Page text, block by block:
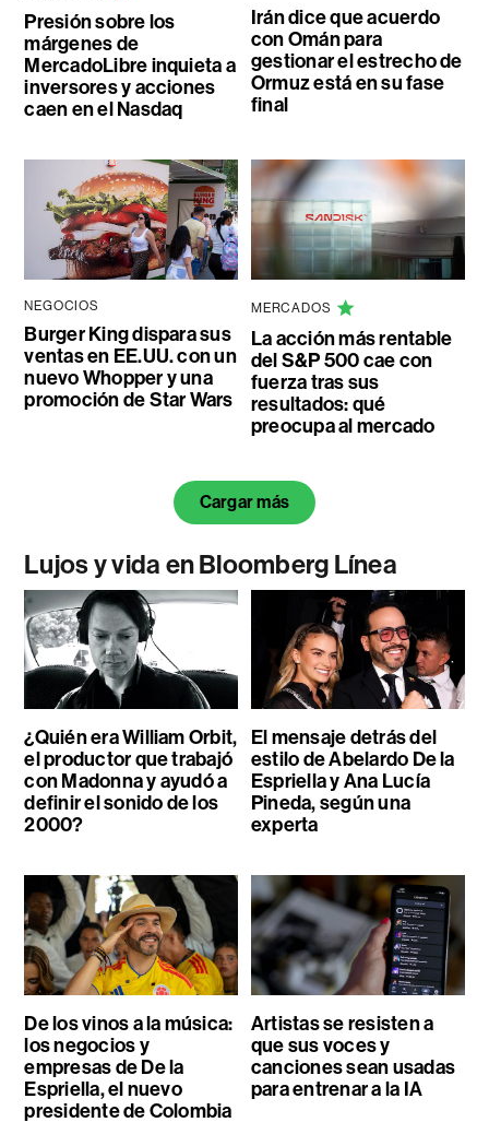
Presión sobre los
márgenes de
MercadoLibre inquieta a
inversores y acciones
caen en el Nasdaq
Irán dice que acuerdo
con Omán para
gestionar el estrecho de
Ormuz está en su fase
final
NEGOCIOS
Burger King dispara sus
ventas en EE.UU. con un
nuevo Whopper y una
promoción de Star Wars
MERCADOS
La acción más rentable
del S&P 500 cae con
fuerza tras sus
resultados: qué
preocupa al mercado
Cargar más
Lujos y vida en Bloomberg Línea
¿Quién era William Orbit,
el productor que trabajó
con Madonna y ayudó a
definir el sonido de los
2000?
El mensaje detrás del
estilo de Abelardo De la
Espriella y Ana Lucía
Pineda, según una
experta
De los vinos a la música:
los negocios y
empresas de De la
Espriella, el nuevo
presidente de Colombia
Artistas se resisten a
que sus voces y
canciones sean usadas
para entrenar a la IA